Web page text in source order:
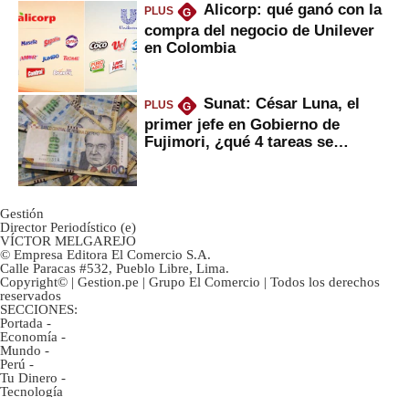
PLUS G
Alicorp: qué ganó con la
compra del negocio de Unilever
en Colombia
PLUS G
Sunat: César Luna, el
primer jefe en Gobierno de
Fujimori, ¿qué 4 tareas se
Gestión
Director Periodístico (e)
VÍCTOR MELGAREJO
© Empresa Editora El Comercio S.A.
Calle Paracas #532, Pueblo Libre, Lima.
Copyright© | Gestion.pe | Grupo El Comercio | Todos los derechos
reservados
SECCIONES:
Portada -
Economía -
Mundo -
Perú -
Tu Dinero -
Tecnología